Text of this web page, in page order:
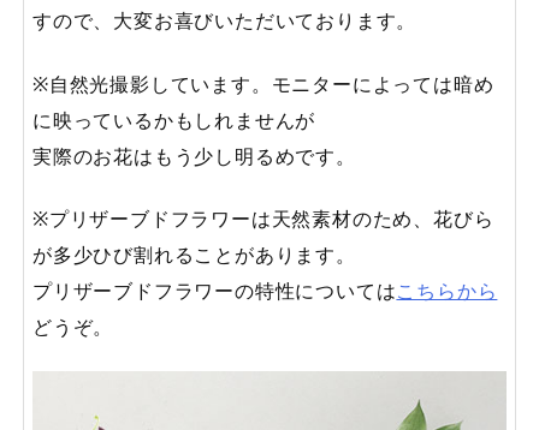
すので、大変お喜びいただいております。
※自然光撮影しています。モニターによっては暗め
に映っているかもしれませんが
実際のお花はもう少し明るめです。
※プリザーブドフラワーは天然素材のため、花びら
が多少ひび割れることがあります。
プリザーブドフラワーの特性についてはこちらから
どうぞ。